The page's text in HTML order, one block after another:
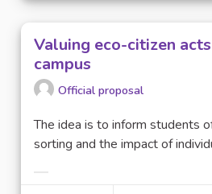
Valuing eco-citizen
campus
Official proposal
The idea is to inform students
sorting and the impact of